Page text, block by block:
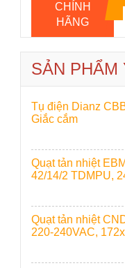
CHÍNH
HÃNG
SẢN PHẨM
Tụ điện Dianz
Giắc cắm
Quạt tản nhiệt
42/14/2 TDMPU,
Quạt tản nhiệt
220-240VAC,